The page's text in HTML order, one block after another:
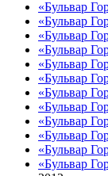
«Бульвар
«Бульвар
«Бульвар
«Бульвар
«Бульвар
«Бульвар
«Бульвар
«Бульвар
«Бульвар
«Бульвар
«Бульвар
«Бульвар